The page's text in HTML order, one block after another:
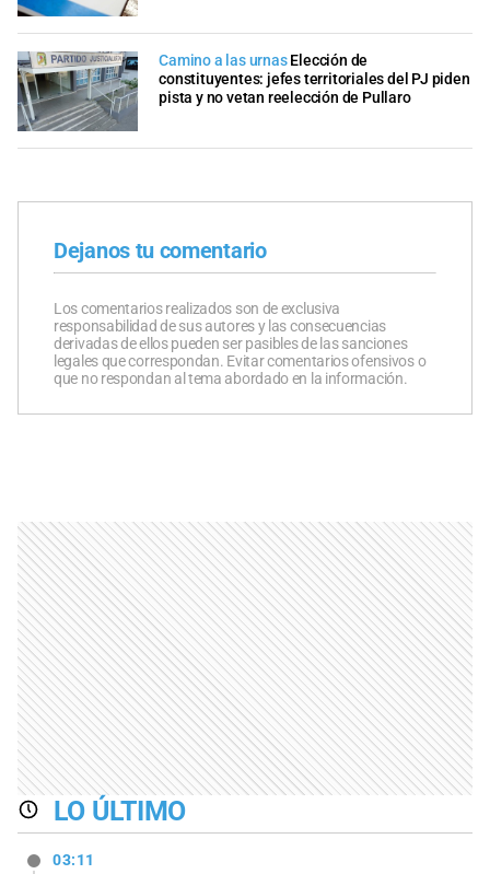
Camino a las urnas Elección de
constituyentes: jefes territoriales del PJ piden
pista y no vetan reelección de Pullaro
Dejanos tu comentario
Los comentarios realizados son de exclusiva
responsabilidad de sus autores y las consecuencias
derivadas de ellos pueden ser pasibles de las sanciones
legales que correspondan. Evitar comentarios ofensivos o
que no respondan al tema abordado en la información.
LO ÚLTIMO
03:11